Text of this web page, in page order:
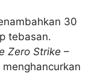
30
tebasan.
Zero Strike –